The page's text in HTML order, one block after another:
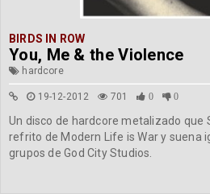
BIRDS IN ROW
You, Me & the Violence
hardcore
19-12-2012 701 0 0
Un disco de hardcore metalizado que
refrito de Modern Life is War y suena
grupos de God City Studios.